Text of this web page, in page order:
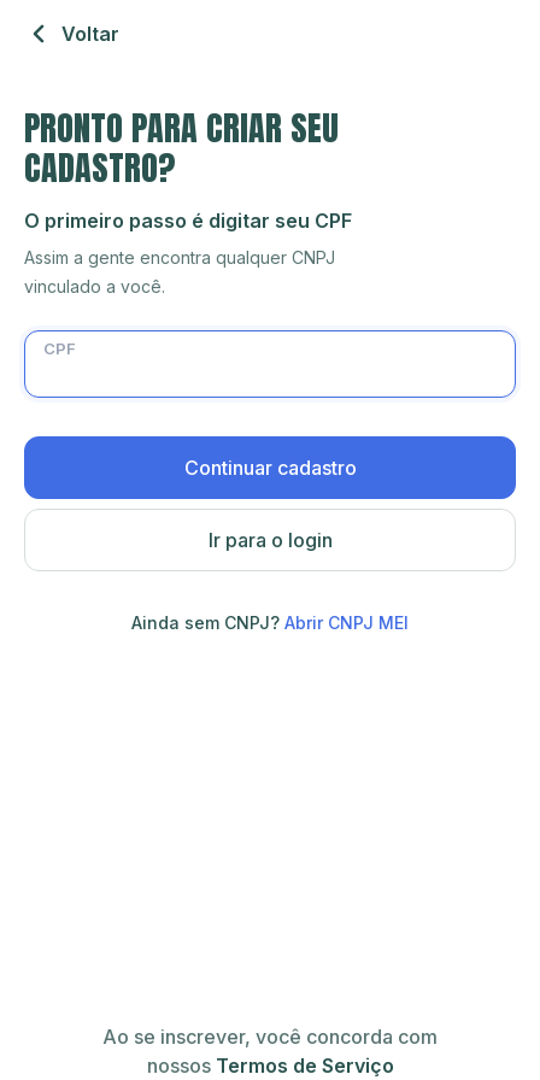
Voltar
PRONTO PARA CRIAR SEU
CADASTRO?
O primeiro passo é digitar seu CPF
Assim a gente encontra qualquer CNPJ
vinculado a você.
CPF
Continuar cadastro
Ir para o login
Ainda sem CNPJ? Abrir CNPJ MEI
Ao se inscrever, você concorda com
nossos Termos de Serviço